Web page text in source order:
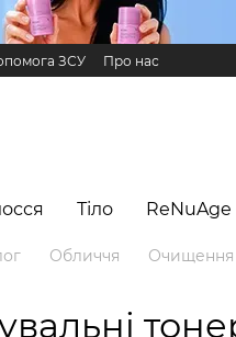
ЗСУ
Про нас
програма Hillary
Тіло ReNuAge
Обличчя
Очищення